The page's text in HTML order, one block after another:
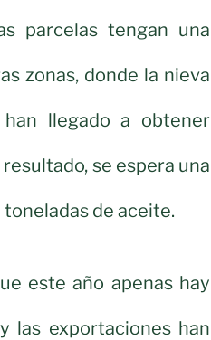
parcelas tengan una
zonas, donde la nieva
llegado a obtener
se espera una
de aceite.
este año apenas hay
las exportaciones han